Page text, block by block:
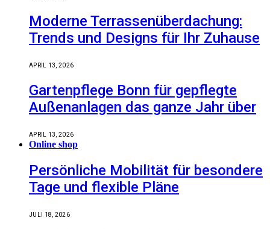
Moderne Terrassenüberdachung:
Trends und Designs für Ihr Zuhause
APRIL 13, 2026
Gartenpflege Bonn für gepflegte
Außenanlagen das ganze Jahr über
APRIL 13, 2026
Online shop
Persönliche Mobilität für besondere
Tage und flexible Pläne
JULI 18, 2026